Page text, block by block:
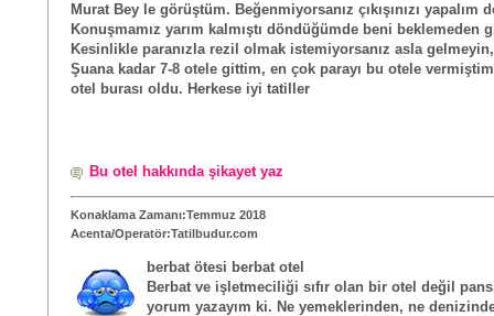
Murat Bey le görüştüm. Beğenmiyorsanız çıkışınızı yapalım
Konuşmamız yarım kalmıştı döndüğümde beni beklemeden
Kesinlikle paranızla rezil olmak istemiyorsanız asla
Şuana kadar 7-8 otele gittim, en çok parayı bu otele
otel burası oldu. Herkese iyi tatiller
Bu otel hakkında şikayet yaz
Konaklama Zamanı:Temmuz 2018
Acenta/Operatör:Tatilbudur.com
berbat ötesi berbat otel
Berbat ve işletmeciliği sıfır olan bir otel değil
yorum yazayım ki. Ne yemeklerinden, ne